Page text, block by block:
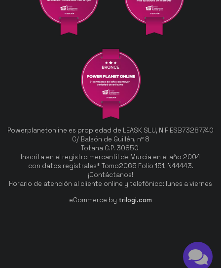
Powerplanetonline es propiedad de LEASK SLU, NIF ESB73287740
C/ Balsón de Guillén, nº 8
Totana C.P. 30850
Inscrita en el registro mercantil de Murcia en el año 2004
con datos registrales* Tomo2065 Folio 151, N44443.
¡Contáctanos!
Horario de atención al cliente online y telefónico: lunes a viernes
eCommerce by trilogi.com